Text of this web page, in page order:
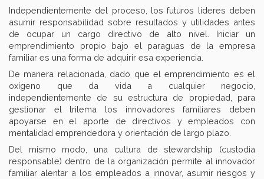
Independientemente del proceso, los futuros líderes deben
asumir responsabilidad sobre resultados y utilidades antes
de ocupar un cargo directivo de alto nivel. Iniciar un
emprendimiento propio bajo el paraguas de la empresa
familiar es una forma de adquirir esa experiencia.
De manera relacionada, dado que el emprendimiento es el
oxígeno que da vida a cualquier negocio,
independientemente de su estructura de propiedad, para
gestionar el trilema los innovadores familiares deben
apoyarse en el aporte de directivos y empleados con
mentalidad emprendedora y orientación de largo plazo.
Del mismo modo, una cultura de stewardship (custodia
responsable) dentro de la organización permite al innovador
familiar alentar a los empleados a innovar, asumir riesgos y